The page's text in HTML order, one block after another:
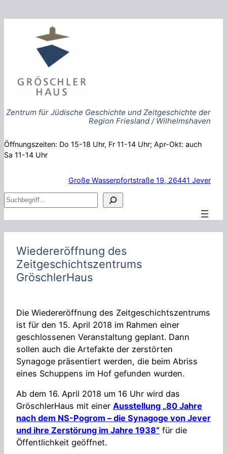
Inhalt
springen
Zentrum für Jüdische Geschichte und Zeitgeschichte der
Region Friesland / Wilhelmshaven
Öffnungszeiten: Do 15-18 Uhr, Fr 11-14 Uhr; Apr-Okt: auch
Sa 11-14 Uhr
Große Wasserpfortstraße 19, 26441 Jever
S
u
c
Wiedereröffnung des
Zeitgeschichtszentrums
GröschlerHaus
Die Wiedereröffnung des Zeitgeschichtszentrums
ist für den 15. April 2018 im Rahmen einer
geschlossenen Veranstaltung geplant. Dann
sollen auch die Artefakte der zerstörten
Synagoge präsentiert werden, die beim Abriss
eines Schuppens im Hof gefunden wurden.
Ab dem 16. April 2018 um 16 Uhr wird das
GröschlerHaus mit einer Ausstellung „80 Jahre
nach dem NS-Pogrom – die Synagoge von Jever
und ihre Zerstörung im Jahre 1938“ für die
Öffentlichkeit geöffnet.